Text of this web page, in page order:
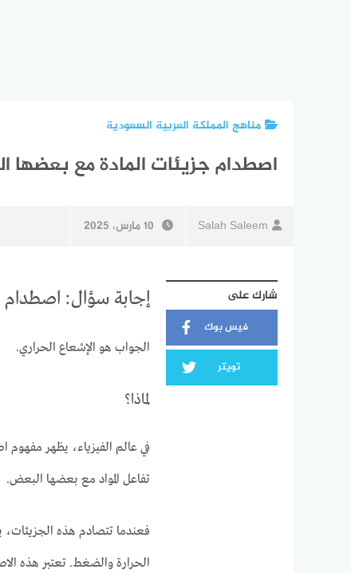
مناهج المملكة العربية السعودية
اصطدام جزيئات المادة مع
Salah Saleem 10 مارس، 2025
شارك على
فيس بوك
تويتر
إجابة سؤال:
الجواب هو الإشعاع الحراري.
لماذا؟
في عالم الفيزياء، يظهر
تفاعل المواد مع بعضها البعض.
فعندما تتصادم هذه
الحرارة والضغط. تعتبر هذه